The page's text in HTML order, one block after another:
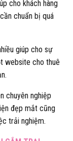
cho khách hàng
chuẩn bị quá
giúp cho sự
website cho thuê
chuyên nghiệp
đẹp mắt cũng
trải nghiệm.